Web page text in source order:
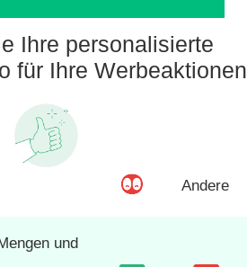
Ihre personalisierte
für Ihre Werbeaktionen
Andere
und